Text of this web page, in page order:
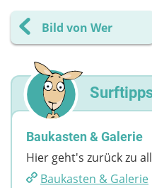
Bild von Wer
Baukasten & Galerie
Hier geht's zurück zu
Baukasten & Galerie